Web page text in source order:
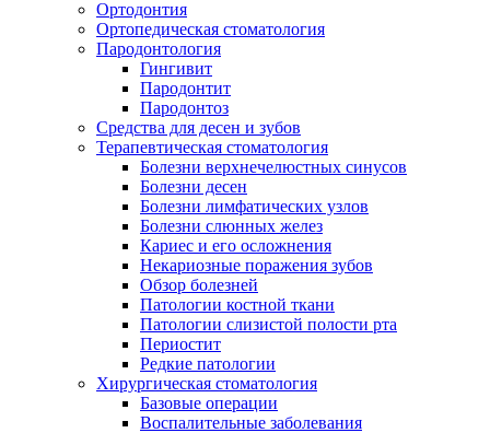
Ортодонтия
Ортопедическая стоматология
Пародонтология
Гингивит
Пародонтит
Пародонтоз
Средства для десен и зубов
Терапевтическая стоматология
Болезни верхнечелюстных синусов
Болезни десен
Болезни лимфатических узлов
Болезни слюнных желез
Кариес и его осложнения
Некариозные поражения зубов
Обзор болезней
Патологии костной ткани
Патологии слизистой полости рта
Периостит
Редкие патологии
Хирургическая стоматология
Базовые операции
Воспалительные заболевания